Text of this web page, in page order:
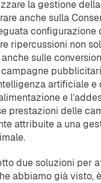
la gestione
anche sulla
configurazione
ripercussioni non
sulle
artificiale
e
prestazioni delle
attribuite a una
due soluzioni per
abbiamo già visto,